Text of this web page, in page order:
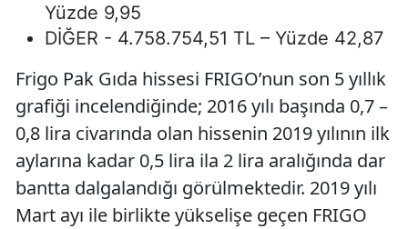
Yüzde 9,95
DİĞER - 4.758.754,51 TL – Yüzde 42,87
Frigo Pak Gıda hissesi FRIGO’nun son 5 yıllık
grafiği incelendiğinde; 2016 yılı başında 0,7 –
0,8 lira civarında olan hissenin 2019 yılının ilk
aylarına kadar 0,5 lira ila 2 lira aralığında dar
bantta dalgalandığı görülmektedir. 2019 yılı
Mart ayı ile birlikte yükselişe geçen FRIGO